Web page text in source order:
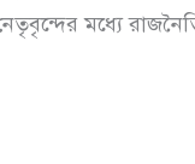
নেতৃবৃন্দের মধ্যে